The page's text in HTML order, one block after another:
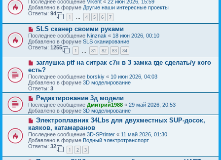
н
и
е
о
б
е
н
и
е
в
о
е
с
о
о
б
щ
н
и
е
Последнее сообщение Vikent « 22 июн 2026, 15:59
Добавлено в форуме Другие наши интересные проекты
Ответы: 94
1 … 4 5 6 7
Н
о
в
о
е
с
о
о
б
щ
е
н
е
SLS сканер своими руками
Последнее сообщение Ninznak « 18 июн 2026, 00:10
Добавлено в форуме SLS сканирование
Ответы: 1255
1 81 82 83 84
Н
в
о
е
с
о
о
б
щ
е
н
и
е
заглушка ptf на ситрак с7н в 3 замка где сделать/у кого
есть?
Последнее сообщение borskiy « 10 июн 2026, 04:03
Добавлено в форуме 3D моделирование
Ответы: 3
Н
о
в
о
е
с
о
о
б
е
Редактирование 3д модели
Последнее сообщение Дмитрий1988 « 29 май 2026, 20:53
Добавлено в форуме 3D моделирование
Н
в
о
е
с
Электроплавник 34Lbs для двухместных SUP-досок,
каяков, катамаранов
Последнее сообщение 3D-SPrinter « 11 май 2026, 01:30
Добавлено в форуме Водный электротранспорт
Ответы: 32
1 2 3